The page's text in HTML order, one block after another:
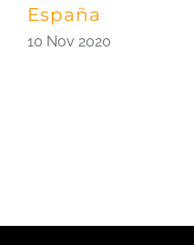
España
10 Nov 2020